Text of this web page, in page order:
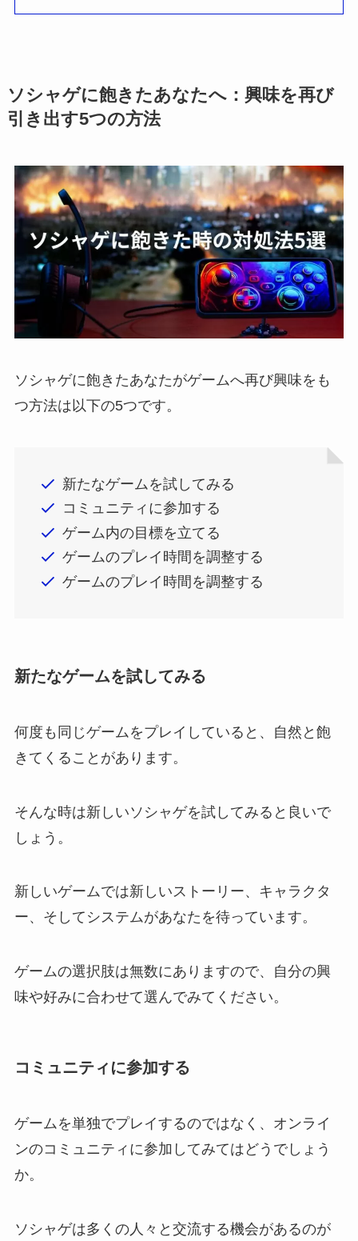
ソシャゲに飽きたあなたへ：興味を再び
引き出す5つの方法
ソシャゲに飽きたあなたがゲームへ再び興味をも
つ方法は以下の5つです。
新たなゲームを試してみる
コミュニティに参加する
ゲーム内の目標を立てる
ゲームのプレイ時間を調整する
ゲームのプレイ時間を調整する
新たなゲームを試してみる
何度も同じゲームをプレイしていると、自然と飽
きてくることがあります。
そんな時は新しいソシャゲを試してみると良いで
しょう。
新しいゲームでは新しいストーリー、キャラクタ
ー、そしてシステムがあなたを待っています。
ゲームの選択肢は無数にありますので、自分の興
味や好みに合わせて選んでみてください。
コミュニティに参加する
ゲームを単独でプレイするのではなく、オンライ
ンのコミュニティに参加してみてはどうでしょう
か。
ソシャゲは多くの人々と交流する機会があるのが